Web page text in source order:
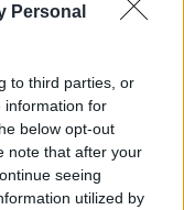
Personal
to third parties, or
information for
below opt-out
note that after your
seeing
utilized by